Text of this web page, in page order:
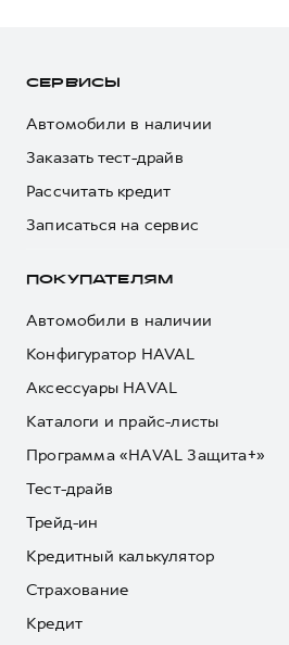
СЕРВИСЫ
Автомобили в наличии
Заказать тест-драйв
Рассчитать кредит
Записаться на сервис
ПОКУПАТЕЛЯМ
Автомобили в наличии
Конфигуратор HAVAL
Аксессуары HAVAL
Каталоги и прайс-листы
Программа «HAVAL Защита+»
Тест-драйв
Трейд-ин
Кредитный калькулятор
Страхование
Кредит